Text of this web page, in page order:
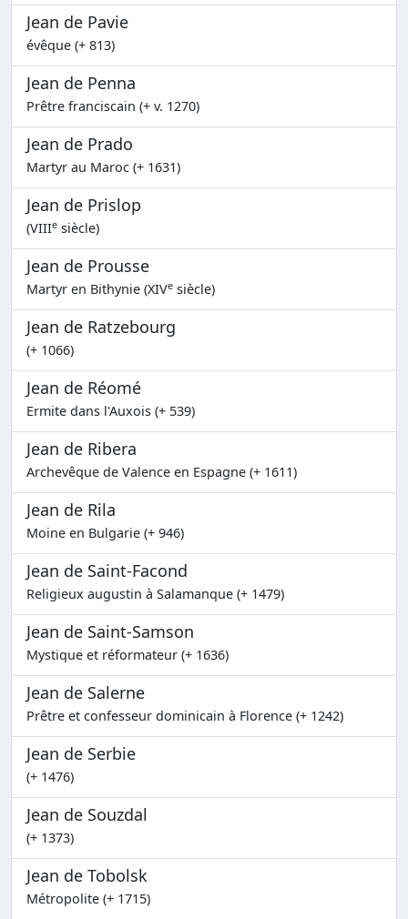
Jean de Pavie
évêque (+ 813)
Jean de Penna
Prêtre franciscain (+ v. 1270)
Jean de Prado
Martyr au Maroc (+ 1631)
Jean de Prislop
(VIIIe siècle)
Jean de Prousse
Martyr en Bithynie (XIVe siècle)
Jean de Ratzebourg
(+ 1066)
Jean de Réomé
Ermite dans l'Auxois (+ 539)
Jean de Ribera
Archevêque de Valence en Espagne (+ 1611)
Jean de Rila
Moine en Bulgarie (+ 946)
Jean de Saint-Facond
Religieux augustin à Salamanque (+ 1479)
Jean de Saint-Samson
Mystique et réformateur (+ 1636)
Jean de Salerne
Prêtre et confesseur dominicain à Florence (+ 1242)
Jean de Serbie
(+ 1476)
Jean de Souzdal
(+ 1373)
Jean de Tobolsk
Métropolite (+ 1715)